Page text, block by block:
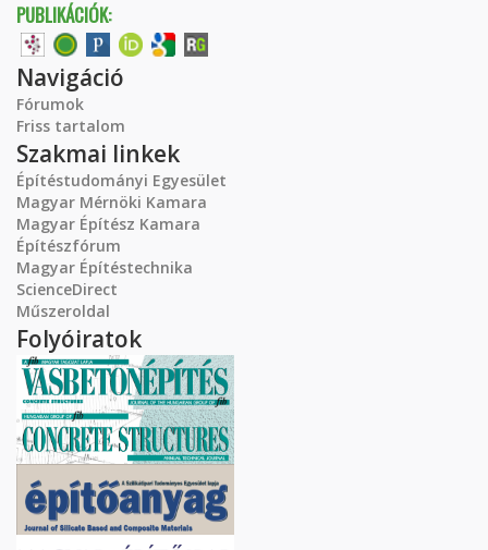
PUBLIKÁCIÓK:
Navigáció
Fórumok
Friss tartalom
Szakmai linkek
Építéstudományi Egyesület
Magyar Mérnöki Kamara
Magyar Építész Kamara
Építészfórum
Magyar Építéstechnika
ScienceDirect
Műszeroldal
Folyóiratok